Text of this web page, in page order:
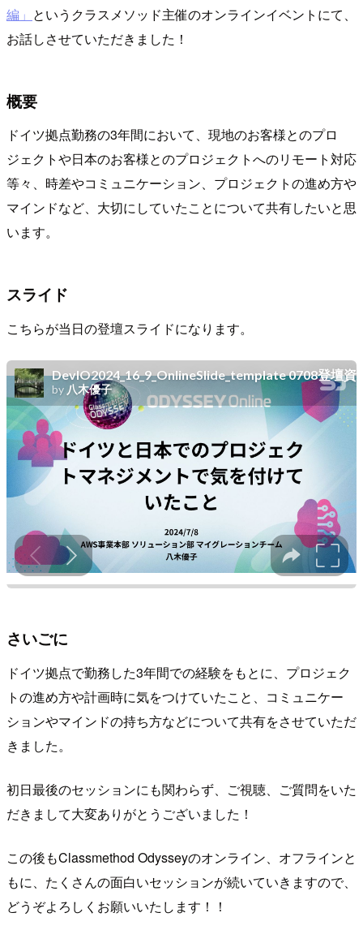
編」 というクラスメソッド主催のオンラインイベントにて、
お話しさせていただきました！
概要
ドイツ拠点勤務の3年間において、現地のお客様とのプロ
ジェクトや日本のお客様とのプロジェクトへのリモート対応
等々、時差やコミュニケーション、プロジェクトの進め方や
マインドなど、大切にしていたことについて共有したいと思
います。
スライド
こちらが当日の登壇スライドになります。
さいごに
ドイツ拠点で勤務した3年間での経験をもとに、プロジェク
トの進め方や計画時に気をつけていたこと、コミュニケー
ションやマインドの持ち方などについて共有をさせていただ
きました。
初日最後のセッションにも関わらず、ご視聴、ご質問をいた
だきまして大変ありがとうございました！
この後もClassmethod Odysseyのオンライン、オフラインと
もに、たくさんの面白いセッションが続いていきますので、
どうぞよろしくお願いいたします！！